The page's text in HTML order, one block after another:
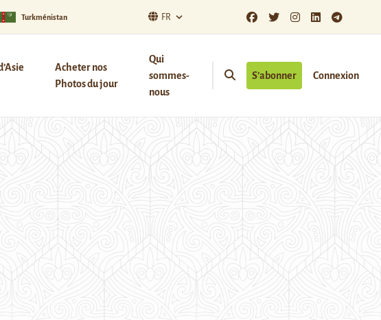
Turkménistan FR
Acheter nos
Photos du jour
Qui
sommes-
nous
S’abonner Connexion